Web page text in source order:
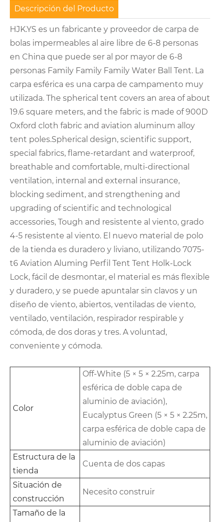
Descripción del Producto
HJK.YS es un fabricante y proveedor de carpa de
bolas impermeables al aire libre de 6-8 personas
en China que puede ser al por mayor de 6-8
personas Family Family Family Water Ball Tent. La
carpa esférica es una carpa de campamento muy
utilizada. The spherical tent covers an area of ​​about
19.6 square meters, and the fabric is made of 900D
Oxford cloth fabric and aviation aluminum alloy
tent poles.Spherical design, scientific support,
special fabrics, flame-retardant and waterproof,
breathable and comfortable, multi-directional
ventilation, internal and external insurance,
blocking sediment, and strengthening and
upgrading of scientific and technological
accessories, Tough and resistente al viento, grado
4-5 resistente al viento. El nuevo material de polo
de la tienda es duradero y liviano, utilizando 7075-
t6 Aviation Aluming Perfil Tent Tent Holk-Lock
Lock, fácil de desmontar, el material es más flexible
y duradero, y se puede apuntalar sin clavos y un
diseño de viento, abiertos, ventiladas de viento,
ventilado, ventilación, respirador respirable y
cómoda, de dos doras y tres. A voluntad,
conveniente y cómoda.
Color
Off-White (5 × 5 × 2.25m, carpa
esférica de doble capa de
aluminio de aviación),
Eucalyptus Green (5 × 5 × 2.25m,
carpa esférica de doble capa de
aluminio de aviación)
Estructura de la
tienda
Cuenta de dos capas
Situación de
construcción
Necesito construir
Tamaño de la